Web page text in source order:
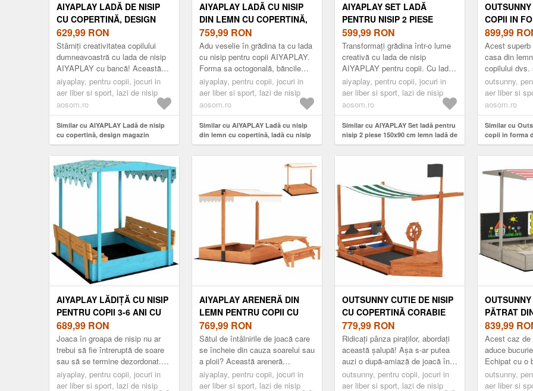
AIYAPLAY LADĂ DE NISIP
CU COPERTINĂ, DESIGN
MAGAZIN ALIMENTAR,
BANCĂ, TABLĂ DE SCRIS,
LEMN DE BRAD, 104H X
108L X 90B CM, ALBASTRU
| AOSOM ROMANIA
629,99 RON
Stârniți creativitatea copilului
dumneavoastră cu lada de nisip
AIYAPLAY cu bancă! Această
adorabilă ladă de nisip cu design
auto din lemn servește...
aiyaplay, pentru copii, jocuri in
aer liber si sport, lazi de nisip
aosom.ro
Similar cu AIYAPLAY Ladă de nisip
cu copertină, design magazin
alimentar, bancă, tablă de scris, lemn
de brad, 104H x 108L x 90B cm,
Albastru | Aosom Romania
AIYAPLAY LADĂ CU NISIP
DIN LEMN CU COPERTINĂ,
LADĂ CU NISIP PENTRU
COPII PENTRU EXTERIOR
CU 4 BĂNCI, CĂPTUȘEALĂ
DE FUND, GALBEN | AOSOM
ROMANIA
759,99 RON
Adu veselie în grădina ta cu lada
cu nisip pentru copii AIYAPLAY.
Forma sa octogonală, băncile
late și interiorul spațios permit
mai multor copii s...
aiyaplay, pentru copii, jocuri in
aer liber si sport, lazi de nisip
aosom.ro
Similar cu AIYAPLAY Ladă cu nisip
din lemn cu copertină, ladă cu nisip
pentru copii pentru exterior cu 4
bănci, căptușeală de fund, galben |
AIYAPLAY SET LADĂ
PENTRU NISIP 2 PIESE
150X90 CM LEMN LADĂ DE
NISIP CU BANCĂ SPAȚIU
DEPOZITARE PLITĂ
CHIUVETĂ DETAȘABILĂ
MĂRGELE ABAC GALBEN |
AOSOM ROMANIA
599,99 RON
Transformați grădina într-o lume
creativă cu lada de nisip
AIYAPLAY pentru copii. Cu ladă
de nisip, chiuvetă detașabilă,
locuri de șezut și spațiu ...
aiyaplay, pentru copii, jocuri in
aer liber si sport, lazi de nisip
aosom.ro
Similar cu AIYAPLAY Set ladă pentru
nisip 2 piese 150x90 cm lemn ladă de
nisip cu bancă spațiu depozitare
plită chiuvetă detașabilă mărgele
abac Galben | Aosom Romania
COPII IN
DIN LEMN
BAZINE
124 X 116 X
AOSOM
899,99
Acest
casa din
copilului dvs.
toate
Echipat cu o
outsunny,
aer liber si
aosom.ro
Similar cu
copii in forma
copertina 2
124 x 116 x
AIYAPLAY LĂDIȚĂ CU NISIP
PENTRU COPII 3-6 ANI CU
ACOPERIȘ DINOSAURI,
BĂNCI PLIABILE, CAPAC ȘI
HUSĂ INCLUSE, LĂDIȚĂ DE
NISIP DIN LEMN DE BRAD,
134, 5X127, 5X130 CM,
ALBASTRU | AOSOM
689,99 RON
Joaca în groapa de nisip nu ar
trebui să fie întreruptă de soare
sau să se termine dezordonat.
Groapa de nisip pentru copii din
lemn AIYAPLAY, cu c...
aiyaplay, pentru copii, jocuri in
aer liber si sport, lazi de nisip
AIYAPLAY ARENERĂ DIN
LEMN PENTRU COPII CU
COPERTINĂ REGLABILĂ
MASĂ DE PICNIC CU BĂNCI
6 COPII 3-8 ANI
184X110X120 CM MARO |
AOSOM ROMANIA
769,99 RON
Sătul de întâlnirile de joacă care
se încheie din cauza soarelui sau
a ploii? Această areneră
spațioasă pentru copii AIYAPLAY
readuce distracția. O...
aiyaplay, pentru copii, jocuri in
aer liber si sport, lazi de nisip
OUTSUNNY CUTIE DE NISIP
CU COPERTINĂ CORABIE
DE PIRAȚI, INCL. SET DE
BUCĂTĂRIE PENTRU COPII,
LEMN MASIV, 180 X 103 X
144, 5 CM, VERDE | AOSOM
ROMANIA
779,99 RON
Ridicați pânza piraților, abordați
această șalupă! Așa s-ar putea
auzi o după-amiază de joacă în
grădina dumneavoastră, pentru
că această cutie de ...
outsunny, pentru copii, jocuri in
aer liber si sport, lazi de nisip
PĂTRAT
COPII CU
REGLABIL,
JOCURI
GRI |
839,99
Acest caz de
aduce
Echipat cu o
pentru a sta
siguranță.
outsunny,
aer liber si